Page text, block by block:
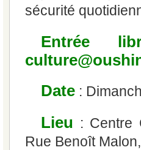
sécurité
Entrée
Date :
Lieu : Centre
Rue Benoît